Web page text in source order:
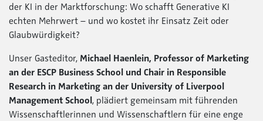
der KI in der Marktforschung: Wo schafft Generative KI
echten Mehrwert – und wo kostet ihr Einsatz Zeit oder
Glaubwürdigkeit?
Unser Gasteditor, Michael Haenlein, Professor of Marketing
an der ESCP Business School und Chair in Responsible
Research in Marketing an der University of Liverpool
Management School, plädiert gemeinsam mit führenden
Wissenschaftlerinnen und Wissenschaftlern für eine enge